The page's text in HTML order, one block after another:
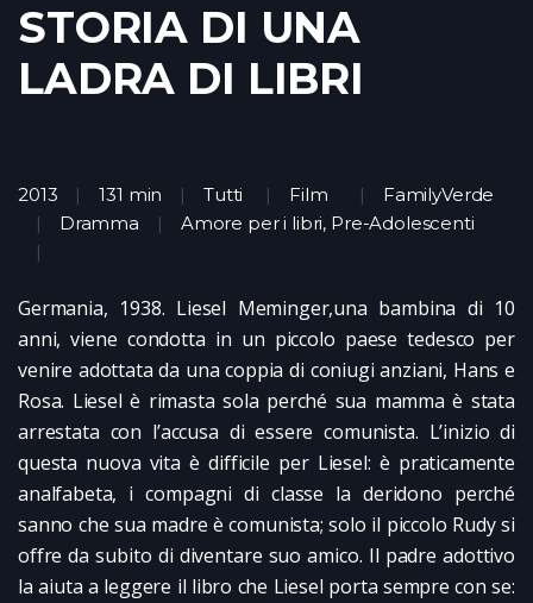
STORIA DI UNA
LADRA DI LIBRI
2013 131 min Tutti Film
FamilyVerde
Dramma
Amore per i libri, Pre-Adolescenti
Germania, 1938. Liesel Meminger,una bambina di 10
anni, viene condotta in un piccolo paese tedesco per
venire adottata da una coppia di coniugi anziani, Hans e
Rosa. Liesel è rimasta sola perché sua mamma è stata
arrestata con l’accusa di essere comunista. L’inizio di
questa nuova vita è difficile per Liesel: è praticamente
analfabeta, i compagni di classe la deridono perché
sanno che sua madre è comunista; solo il piccolo Rudy si
offre da subito di diventare suo amico. Il padre adottivo
la aiuta a leggere il libro che Liesel porta sempre con se: